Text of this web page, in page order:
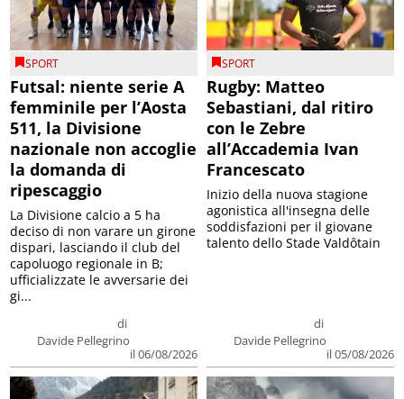
SPORT
Futsal: niente serie A
femminile per l’Aosta
511, la Divisione
nazionale non accoglie
la domanda di
ripescaggio
di
Davide Pellegrino
il 06/08/2026
La Divisione calcio a 5 ha
deciso di non varare un girone
dispari, lasciando il club del
capoluogo regionale in B;
ufficializzate le avversarie dei
gi...
SPORT
Rugby: Matteo
Sebastiani, dal ritiro
con le Zebre
all’Accademia Ivan
Francescato
di
Davide Pellegrino
il 05/08/2026
Inizio della nuova stagione
agonistica all'insegna delle
soddisfazioni per il giovane
talento dello Stade Valdôtain